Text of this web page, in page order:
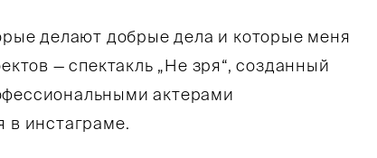
делают добрые дела и которые меня
— спектакль „Не зря“, созданный
актерами
в инстаграме.